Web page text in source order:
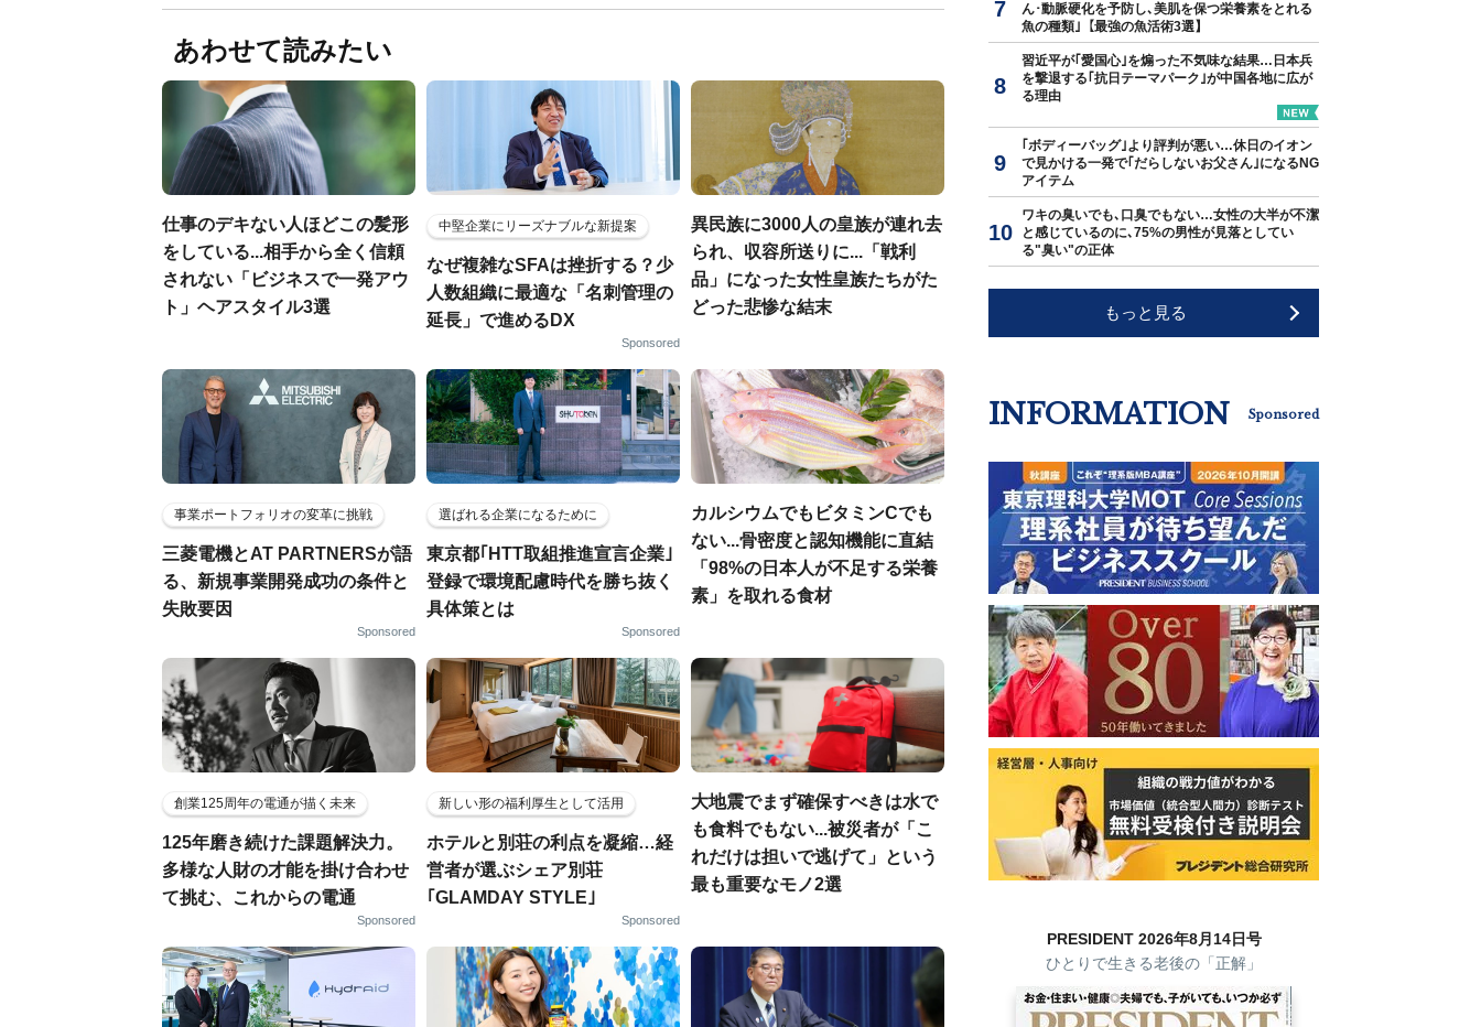
あわせて読みたい
仕事のデキない人ほどこの髪形
をしている...相手から全く信頼
されない「ビジネスで一発アウ
ト」ヘアスタイル3選
中堅企業にリーズナブルな新提案
なぜ複雑なSFAは挫折する？少
人数組織に最適な「名刺管理の
延長」で進めるDX
Sponsored
異民族に3000人の皇族が連れ去
られ、収容所送りに...「戦利
品」になった女性皇族たちがた
どった悲惨な結末
事業ポートフォリオの変革に挑戦
三菱電機とAT PARTNERSが語
る、新規事業開発成功の条件と
失敗要因
Sponsored
選ばれる企業になるために
東京都｢HTT取組推進宣言企業｣
登録で環境配慮時代を勝ち抜く
具体策とは
Sponsored
カルシウムでもビタミンCでも
ない...骨密度と認知機能に直結
「98%の日本人が不足する栄養
素」を取れる食材
創業125周年の電通が描く未来
125年磨き続けた課題解決力。
多様な人財の才能を掛け合わせ
て挑む、これからの電通
Sponsored
新しい形の福利厚生として活用
ホテルと別荘の利点を凝縮…経
営者が選ぶシェア別荘
｢GLAMDAY STYLE｣
Sponsored
大地震でまず確保すべきは水で
も食料でもない...被災者が「こ
れだけは担いで逃げて」という
最も重要なモノ2選
ん･動脈硬化を予防し､美肌を保つ栄養素をとれる
魚の種類｣【最強の魚活術3選】
習近平が｢愛国心｣を煽った不気味な結果…日本兵
を撃退する｢抗日テーマパーク｣が中国各地に広が
る理由
｢ボディーバッグ｣より評判が悪い…休日のイオン
で見かける一発で｢だらしないお父さん｣になるNG
アイテム
ワキの臭いでも､口臭でもない…女性の大半が不潔
と感じているのに､75%の男性が見落としてい
る"臭い"の正体
もっと見る
INFORMATION Sponsored
PRESIDENT 2026年8月14日号
ひとりで生きる老後の「正解」